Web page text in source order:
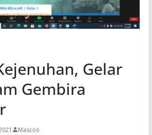
Gelar
Gembira
Mascos